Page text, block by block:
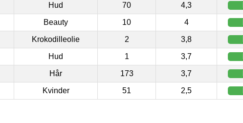
Hud 70 4,3
Beauty 10 4
Krokodilleolie 2 3,8
Hud 1 3,7
Hår 173 3,7
Kvinder 51 2,5